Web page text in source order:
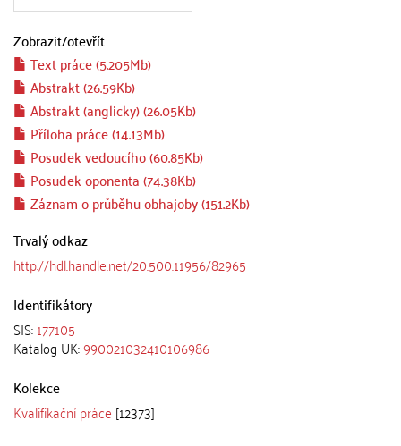
Zobrazit/otevřít
Text práce (5.205Mb)
Abstrakt (26.59Kb)
Abstrakt (anglicky) (26.05Kb)
Příloha práce (14.13Mb)
Posudek vedoucího (60.85Kb)
Posudek oponenta (74.38Kb)
Záznam o průběhu obhajoby (151.2Kb)
Trvalý odkaz
http://hdl.handle.net/20.500.11956/82965
Identifikátory
SIS:177105
Katalog UK:990021032410106986
Kolekce
Kvalifikační práce [12373]